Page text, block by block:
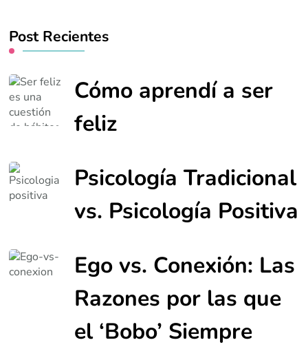
Post Recientes
Cómo aprendí a ser
feliz
Psicología Tradicional
vs. Psicología Positiva
Ego vs. Conexión: Las
Razones por las que
el ‘Bobo’ Siempre